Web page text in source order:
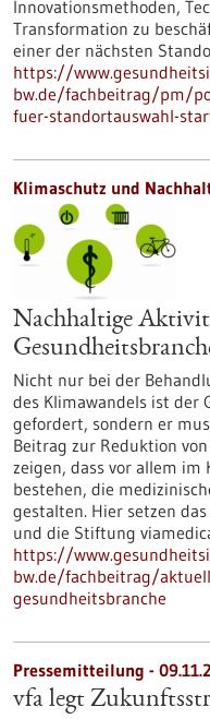
Innovationsmethoden,
Transformation zu
einer der nächsten
https://
bw.de/fachbeitrag/pm/
fuer-standortauswahl-
Klimaschutz und
Nachhaltige
Nicht nur bei der
des Klimawandels ist der
gefordert, sondern er
Beitrag zur Reduktion
zeigen, dass vor allem
bestehen, die
gestalten. Hier setzen
und die Stiftung
https://
bw.de/fachbeitrag/
gesundheitsbranche
Pressemitteilung -
vfa legt